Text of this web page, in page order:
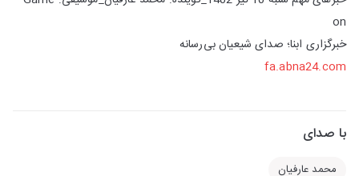
on
خبرگزاری ابنا؛ صدای شیعیان بی‌رسانه
fa.abna24.com
با صدای
محمد عارفیان